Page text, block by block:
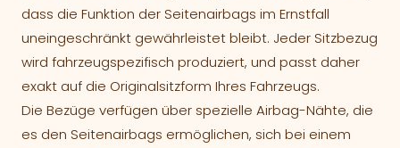
dass die Funktion der Seitenairbags im Ernstfall
uneingeschränkt gewährleistet bleibt. Jeder Sitzbezug
wird fahrzeugspezifisch produziert, und passt daher
exakt auf die Originalsitzform Ihres Fahrzeugs.
Die Bezüge verfügen über spezielle Airbag-Nähte, die
es den Seitenairbags ermöglichen, sich bei einem